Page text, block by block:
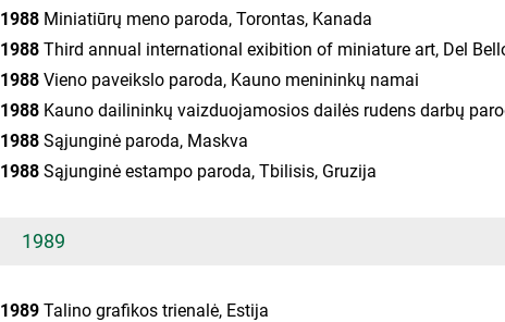
1988 Miniatiūrų meno paroda, Torontas, Kanada
1988 Third annual international exibition of miniature art, Del
1988 Vieno paveikslo paroda, Kauno menininkų namai
1988 Kauno dailininkų vaizduojamosios dailės rudens darbų
1988 Sąjunginė paroda, Maskva
1988 Sąjunginė estampo paroda, Tbilisis, Gruzija
1989
1989 Talino grafikos trienalė, Estija